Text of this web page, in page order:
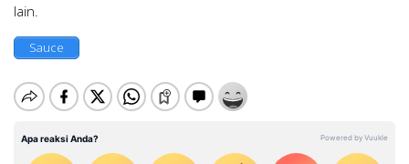
lain.
Sauce